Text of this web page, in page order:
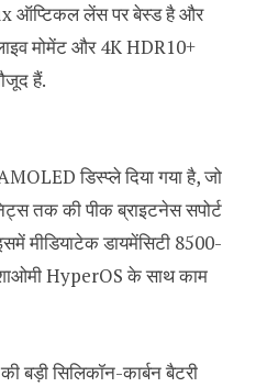
ऑप्टिकल लेंस पर बेस्ड है और
मोमेंट और 4K HDR10+
हैं.
डिस्प्ले दिया गया है, जो
तक की पीक ब्राइटनेस सपोर्ट
मीडियाटेक डायमेंसिटी 8500-
शाओमी HyperOS के साथ काम
बड़ी सिलिकॉन-कार्बन बैटरी